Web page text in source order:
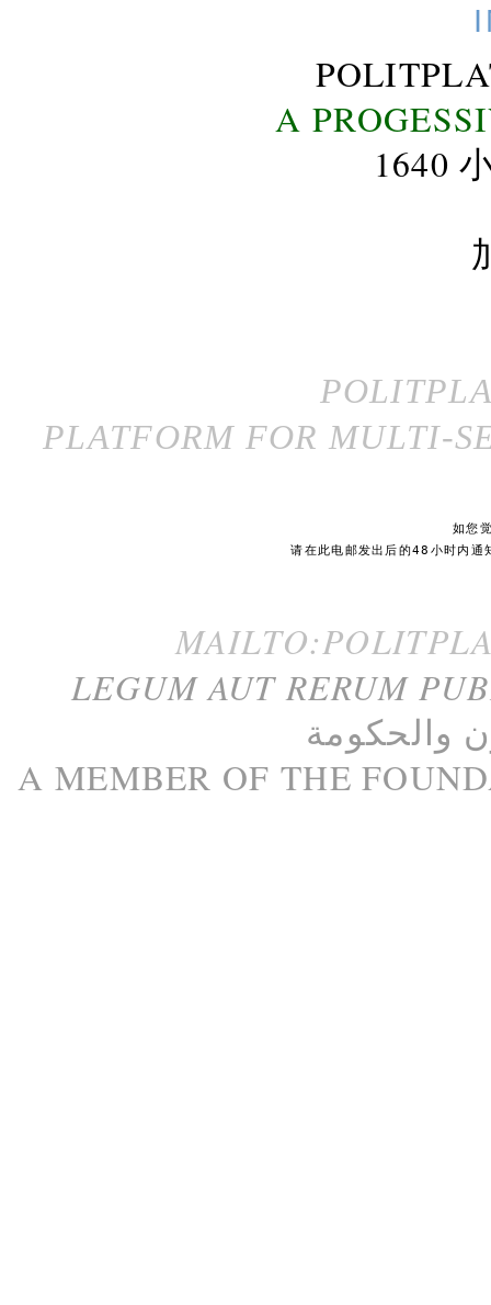
A
1640
PLATFORM FOR MULTI-
如您
请在此电邮发出后的48小时内通
LEGUM AUT RERUM
والحكومة
A MEMBER OF THE